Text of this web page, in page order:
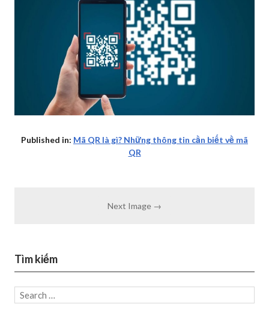
Published in: Mã QR là gì? Những thông tin cần biết về mã
QR
Next Image →
Tìm kiếm
Search